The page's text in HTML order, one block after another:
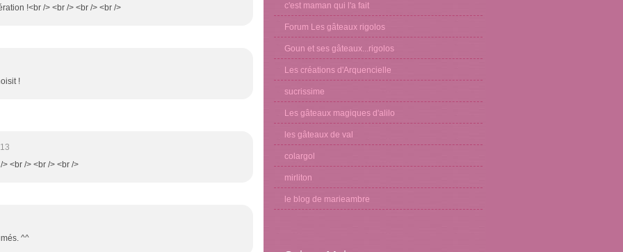
!<br /> <br /> <br /> <br />
!
<br /> <br /> <br />
^^
c'est maman qui l'a fait
Forum Les gâteaux rigolos
Goun et ses gâteaux...rigolos
Les créations d'Arquencielle
sucrissime
Les gâteaux magiques d'alilo
les gâteaux de val
colargol
mirliton
le blog de marieambre